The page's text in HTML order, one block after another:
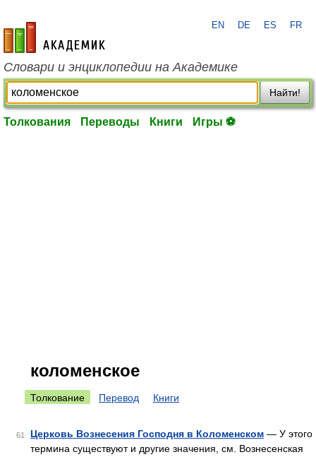
academic.ru
EN DE ES FR
Словари и энциклопедии на Академике
Найти!
Толкования Переводы Книги Игры ⚽
коломенское
Толкование Перевод Книги
61 Церковь Вознесения Господня в Коломенском — У этого
термина существуют и другие значения, см. Вознесенская